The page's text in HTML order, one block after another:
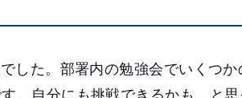
した。部署内の勉強会でいくつか
。自分にも挑戦できるかも、と思